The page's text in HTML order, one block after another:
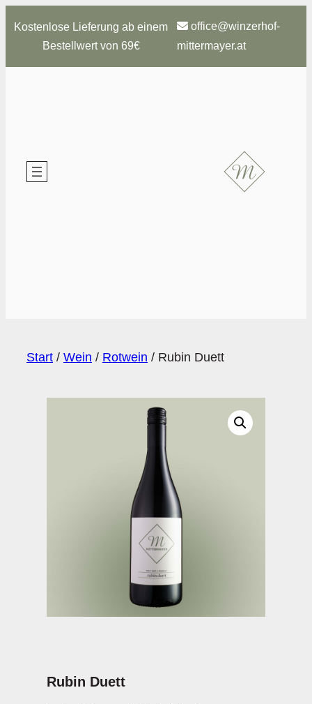
Kostenlose Lieferung ab einem
Bestellwert von 69€
office@winzerhof-
mittermayer.at
Start / Wein / Rotwein / Rubin Duett
Rubin Duett